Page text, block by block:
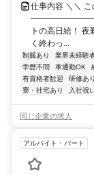
仕事内容 ＼＼
トの高日給！
く終わっ...
制服あり 業界未経験
学歴不問
車通勤OK
有資格者歓迎
研修あり
寮・社宅あり
入社祝
同じ企業の求人
アルバイト・パート